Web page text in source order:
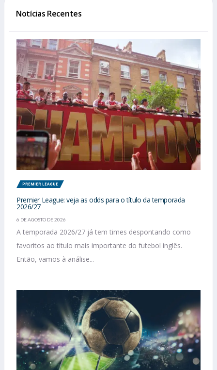
Notícias Recentes
PREMIER LEAGUE
Premier League: veja as odds para o título da temporada
2026/27
6 DE AGOSTO DE 2026
A temporada 2026/27 já tem times despontando como
favoritos ao título mais importante do futebol inglês.
Então, vamos à análise...